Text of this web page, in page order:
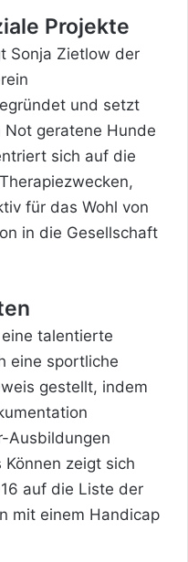
Projekte
Sonja Zietlow der
und setzt
Not geratene Hunde
sich auf die
für das Wohl von
in die Gesellschaft
talentierte
eine sportliche
gestellt, indem
Ausbildungen
zeigt sich
auf die Liste der
mit einem Handicap